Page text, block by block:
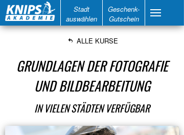
Stadt
auswählen
Geschenk-
Gutschein
ALLE KURSE
GRUNDLAGEN DER FOTOGRAFIE
UND BILDBEARBEITUNG
IN VIELEN STÄDTEN VERFÜGBAR